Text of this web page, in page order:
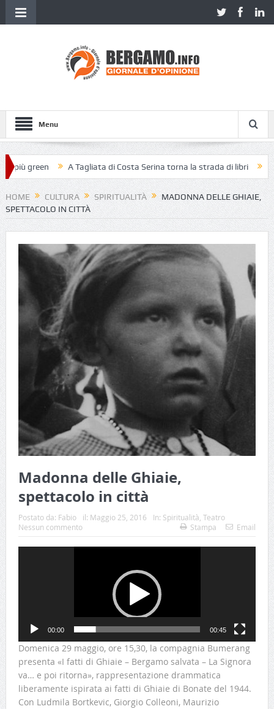
Menu
green A Tagliata di Costa Serina torna la strada di libri
HOME CULTURA SPIRITUALITÀ
MADONNA DELLE GHIAIE,
SPETTACOLO IN CITTÀ
Madonna delle Ghiaie,
spettacolo in città
Postato da: Fabio il: Maggio 25, 2016 In: Spiritualità, Teatro
Nessun commento
Stampa Email
00:00 00:45
Domenica 29 maggio, ore 15,30, la compagnia Bumerang
presenta «I fatti di Ghiaie – Bergamo salvata – La Signora
va… e poi ritorna», rappresentazione drammatica
liberamente ispirata ai fatti di Ghiaie di Bonate del 1944.
Con Ludmila Bortkevic, Giorgio Colleoni, Maurizio